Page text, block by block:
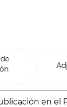
en el